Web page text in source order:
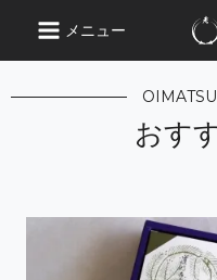
メニュー
おす